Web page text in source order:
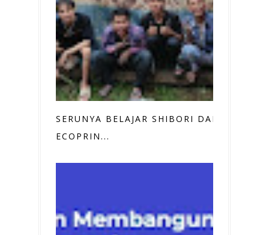
SERUNYA BELAJAR SHIBORI DAN
ECOPRIN...